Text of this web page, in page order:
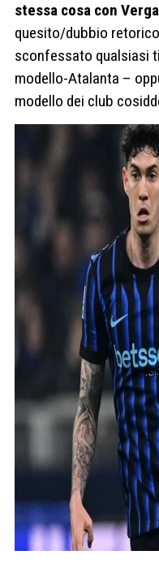
stessa cosa con
quesito/dubbio
sconfessato qualsiasi
modello-Atalanta –
modello dei club